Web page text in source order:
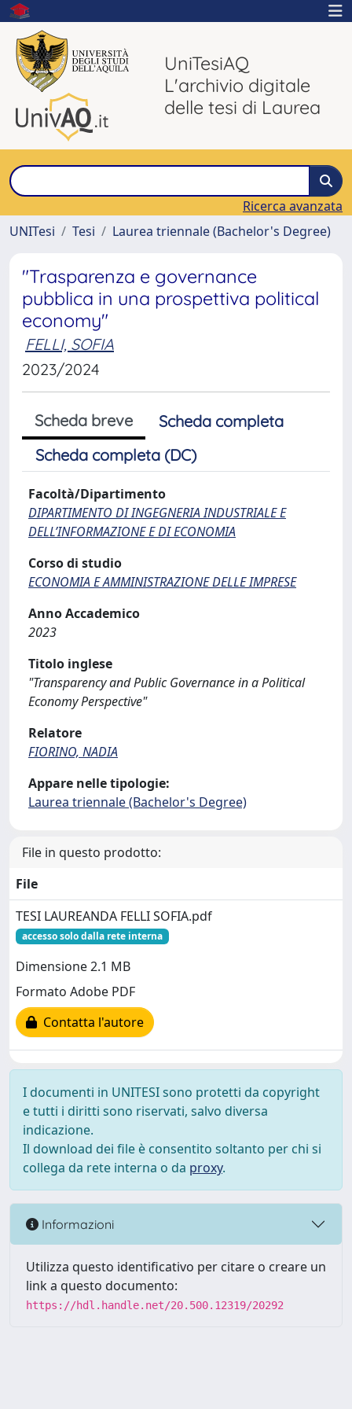
UniTesiAQ
L'archivio digitale
delle tesi di Laurea
Ricerca avanzata
UNITesi
Tesi Laurea triennale (Bachelor's Degree)
"Trasparenza e governance
pubblica in una prospettiva political
economy"
FELLI, SOFIA
2023/2024
Scheda breve
Scheda completa
Scheda completa (DC)
Facoltà/Dipartimento
DIPARTIMENTO DI INGEGNERIA INDUSTRIALE E
DELL’INFORMAZIONE E DI ECONOMIA
Corso di studio
ECONOMIA E AMMINISTRAZIONE DELLE IMPRESE
Anno Accademico
2023
Titolo inglese
"Transparency and Public Governance in a Political
Economy Perspective"
Relatore
FIORINO, NADIA
Appare nelle tipologie:
Laurea triennale (Bachelor's Degree)
File in questo prodotto:
File
TESI LAUREANDA FELLI SOFIA.pdf
accesso solo dalla rete interna
Dimensione 2.1 MB
Formato Adobe PDF
Contatta l'autore
I documenti in UNITESI sono protetti da copyright
e tutti i diritti sono riservati, salvo diversa
indicazione.
Il download dei file è consentito soltanto per chi si
collega da rete interna o da proxy.
Informazioni
Utilizza questo identificativo per citare o creare un
link a questo documento:
https://hdl.handle.net/20.500.12319/20292